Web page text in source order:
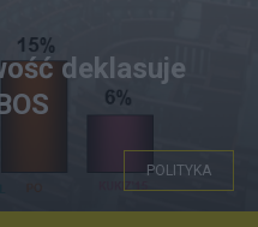
deklasuje
POLITYKA